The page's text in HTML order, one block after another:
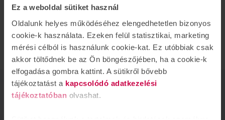
Ez a weboldal sütiket használ
Oldalunk helyes működéséhez elengedhetetlen bizonyos
cookie-k használata. Ezeken felül statisztikai, marketing
mérési célból is használunk cookie-kat. Ez utóbbiak csak
akkor töltődnek be az Ön böngészőjében, ha a cookie-k
elfogadása gombra kattint. A sütikről bővebb
tájékoztatást a kapcsolódó adatkezelési
tájékoztatóban olvashat.
mindennapi életünk szempontjából.
TOVÁBB